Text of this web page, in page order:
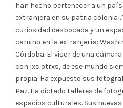
han hecho pertenecer a un
extranjera en su patria colonial.
curiosidad desbocada y un
camino en la extranjería:
Córdoba. El visor de una
con lxs otrxs, de ese mundo
propia. Ha expuesto sus
Paz. Ha dictado talleres de
espacios culturales. Sus